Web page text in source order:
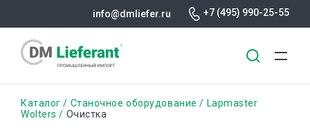
info@dmliefer.ru +7 (495) 990-25-55
Строка
Каталог Станочное оборудование
Lapmaster
Wolters
Очистка